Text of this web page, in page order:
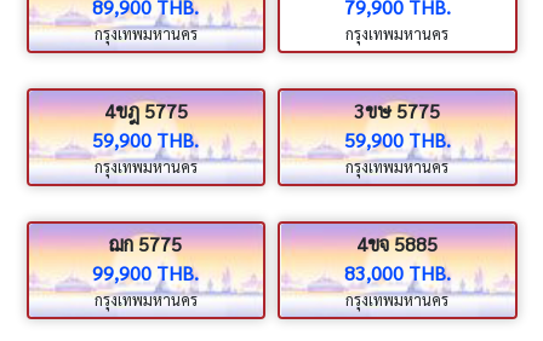
89,900 THB.
กรุงเทพมหานคร
79,900 THB.
กรุงเทพมหานคร
4ขฎ 5775
59,900 THB.
กรุงเทพมหานคร
3ขษ 5775
59,900 THB.
กรุงเทพมหานคร
ฌก 5775
99,900 THB.
กรุงเทพมหานคร
4ขจ 5885
83,000 THB.
กรุงเทพมหานคร